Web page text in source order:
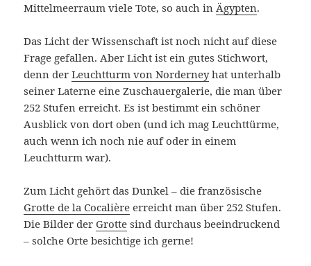
Mittelmeerraum viele Tote, so auch inÄgypten.
Das Licht der Wissenschaft ist noch nicht auf diese
Frage gefallen. Aber Licht ist ein gutes Stichwort,
denn derLeuchtturm von Norderneyhat unterhalb
seiner Laterne eine Zuschauergalerie, die man über
252 Stufen erreicht. Es ist bestimmt ein schöner
Ausblick von dort oben (und ich mag Leuchttürme,
auch wenn ich noch nie auf oder in einem
Leuchtturm war).
Zum Licht gehört das Dunkel – die französische
Grotte de la Cocalière erreicht man über 252 Stufen.
Die Bilder der Grotte sind durchaus beeindruckend
– solche Orte besichtige ich gerne!